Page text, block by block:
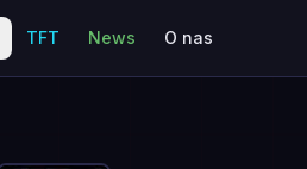
TFT News O nas